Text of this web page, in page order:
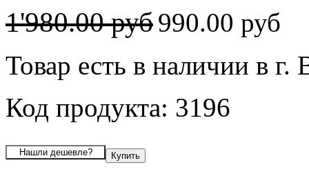
1'980.00 руб990.00 руб
Товар есть в наличии в г.
Код продукта: 3196